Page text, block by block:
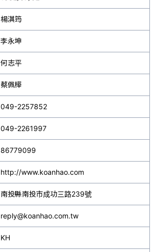
楊淇筠
李永坤
何志平
蔡佩樺
049-2257852
049-2261997
86779099
http://www.koanhao.com
南投縣南投市成功三路239號
reply@koanhao.com.tw
KH